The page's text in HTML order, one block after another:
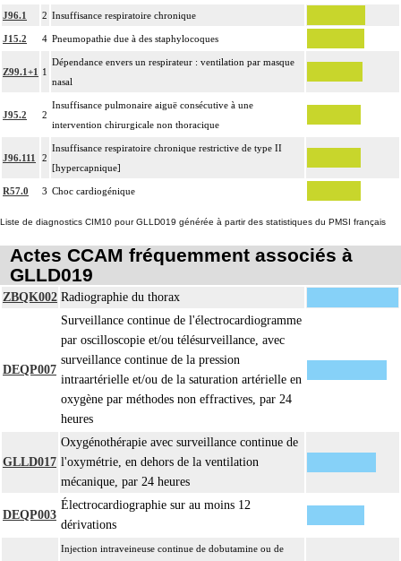
J96.1 2 Insuffisance respiratoire chronique
J15.2 4 Pneumopathie due à des staphylocoques
Z99.1+1 1
Dépendance envers un respirateur : ventilation par masque
nasal
J95.2 2
Insuffisance pulmonaire aiguë consécutive à une
intervention chirurgicale non thoracique
J96.111 2
Insuffisance respiratoire chronique restrictive de type II
[hypercapnique]
R57.0 3 Choc cardiogénique
Liste de diagnostics CIM10 pour GLLD019 générée à partir des statistiques du PMSI français
Actes CCAM fréquemment associés à
GLLD019
ZBQK002 Radiographie du thorax
DEQP007
Surveillance continue de l'électrocardiogramme
par oscilloscopie et/ou télésurveillance, avec
surveillance continue de la pression
intraartérielle et/ou de la saturation artérielle en
oxygène par méthodes non effractives, par 24
heures
GLLD017
Oxygénothérapie avec surveillance continue de
l'oxymétrie, en dehors de la ventilation
mécanique, par 24 heures
DEQP003
Électrocardiographie sur au moins 12
dérivations
Injection intraveineuse continue de dobutamine ou de